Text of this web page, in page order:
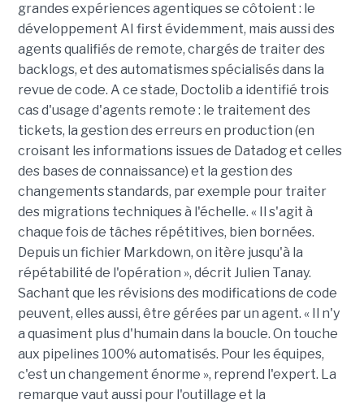
grandes expériences agentiques se côtoient : le
développement AI first évidemment, mais aussi des
agents qualifiés de remote, chargés de traiter des
backlogs, et des automatismes spécialisés dans la
revue de code. A ce stade, Doctolib a identifié trois
cas d'usage d'agents remote : le traitement des
tickets, la gestion des erreurs en production (en
croisant les informations issues de Datadog et celles
des bases de connaissance) et la gestion des
changements standards, par exemple pour traiter
des migrations techniques à l'échelle. « Il s'agit à
chaque fois de tâches répétitives, bien bornées.
Depuis un fichier Markdown, on itère jusqu'à la
répétabilité de l'opération », décrit Julien Tanay.
Sachant que les révisions des modifications de code
peuvent, elles aussi, être gérées par un agent. « Il n'y
a quasiment plus d'humain dans la boucle. On touche
aux pipelines 100% automatisés. Pour les équipes,
c'est un changement énorme », reprend l'expert. La
remarque vaut aussi pour l'outillage et la